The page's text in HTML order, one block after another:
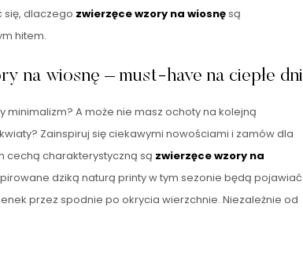
się, dlaczego zwierzęce wzory na wiosnęsą
hitem.
na wiosnę – must-have na ciepłe dni
minimalizm? A może nie masz ochoty na kolejną
Zainspiruj się ciekawymi nowościami i zamów dla
cechą charakterystyczną są zwierzęce wzory na
dziką naturą printy w tym sezonie będą pojawiać
przez spodnie po okrycia wierzchnie. Niezależnie od